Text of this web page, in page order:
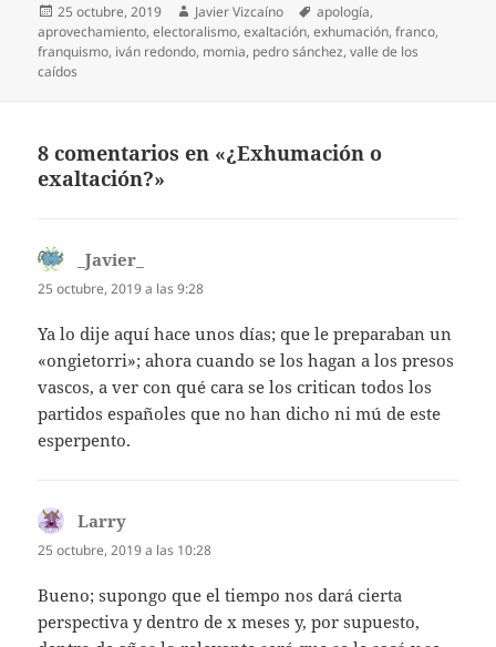
Publicado
el
25 octubre, 2019 Autor
Javier Vizcaíno Etiquetas
apología,
aprovechamiento,electoralismo,exaltación,exhumación,franco,
franquismo, iván redondo, momia, pedro sánchez,valle de los
caídos
8 comentarios en «¿Exhumación o
exaltación?»
_Javier_
25 octubre, 2019 a las 9:28
Ya lo dije aquí hace unos días; que le preparaban un
«ongietorri»; ahora cuando se los hagan a los presos
vascos, a ver con qué cara se los critican todos los
partidos españoles que no han dicho ni mú de este
esperpento.
Larry
25 octubre, 2019 a las 10:28
Bueno; supongo que el tiempo nos dará cierta
perspectiva y dentro de x meses y, por supuesto,